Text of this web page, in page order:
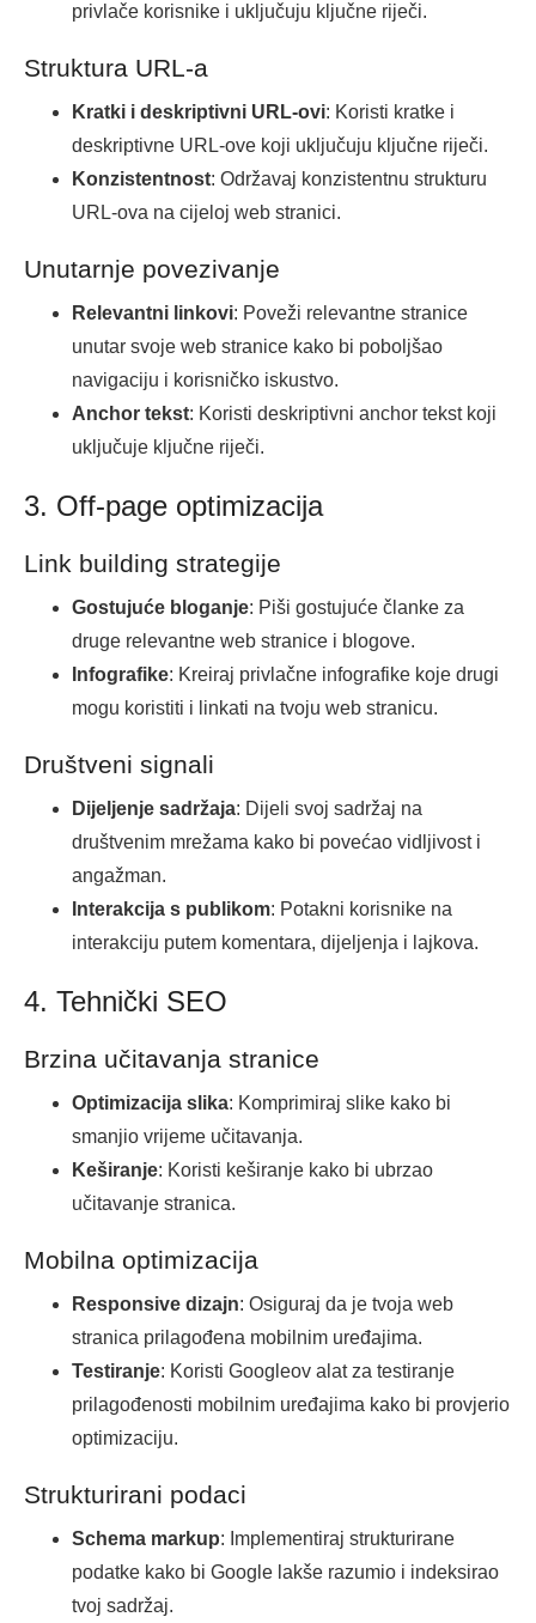
privlače korisnike i uključuju ključne riječi.
Struktura URL-a
Kratki i deskriptivni URL-ovi: Koristi kratke i
deskriptivne URL-ove koji uključuju ključne riječi.
Konzistentnost: Održavaj konzistentnu strukturu
URL-ova na cijeloj web stranici.
Unutarnje povezivanje
Relevantni linkovi: Poveži relevantne stranice
unutar svoje web stranice kako bi poboljšao
navigaciju i korisničko iskustvo.
Anchor tekst: Koristi deskriptivni anchor tekst koji
uključuje ključne riječi.
3. Off-page optimizacija
Link building strategije
Gostujuće bloganje: Piši gostujuće članke za
druge relevantne web stranice i blogove.
Infografike: Kreiraj privlačne infografike koje drugi
mogu koristiti i linkati na tvoju web stranicu.
Društveni signali
Dijeljenje sadržaja: Dijeli svoj sadržaj na
društvenim mrežama kako bi povećao vidljivost i
angažman.
Interakcija s publikom: Potakni korisnike na
interakciju putem komentara, dijeljenja i lajkova.
4. Tehnički SEO
Brzina učitavanja stranice
Optimizacija slika: Komprimiraj slike kako bi
smanjio vrijeme učitavanja.
Keširanje: Koristi keširanje kako bi ubrzao
učitavanje stranica.
Mobilna optimizacija
Responsive dizajn: Osiguraj da je tvoja web
stranica prilagođena mobilnim uređajima.
Testiranje: Koristi Googleov alat za testiranje
prilagođenosti mobilnim uređajima kako bi provjerio
optimizaciju.
Strukturirani podaci
Schema markup: Implementiraj strukturirane
podatke kako bi Google lakše razumio i indeksirao
tvoj sadržaj.